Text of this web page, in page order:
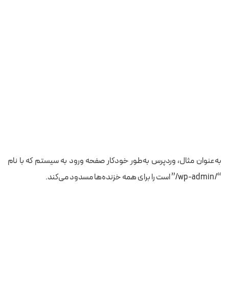
به‌عنوان مثال، وردپرس به‌طور خودکار صفحه ورود به سیستم که با نام
“/wp-admin/” است را برای همه خزنده‌ها مسدود می‌کند.